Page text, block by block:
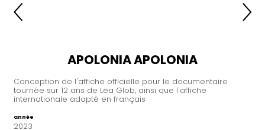
APOLONIA APOLONIA
Conception de l'affiche officielle pour le documentaire
tournée sur 12 ans de Lea Glob, ainsi que l'affiche
internationale adapté en français
année
2023